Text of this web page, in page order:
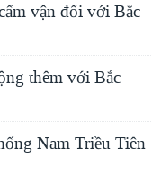
vận đối với Bắc
thêm với Bắc
Nam Triều Tiên